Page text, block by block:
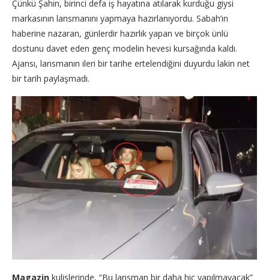
Çünkü Şahin, birinci defa iş hayatına atılarak kurduğu giysi
markasının lansmanını yapmaya hazırlanıyordu. Sabah’ın
haberine nazaran, günlerdir hazırlık yapan ve birçok ünlü
dostunu davet eden genç modelin hevesi kursağında kaldı.
Ajansı, lansmanın ileri bir tarihe ertelendiğini duyurdu lakin net
bir tarih paylaşmadı.
Magazin kulislerinde, “Bu lansman bir daha hiç yapılmayacak”